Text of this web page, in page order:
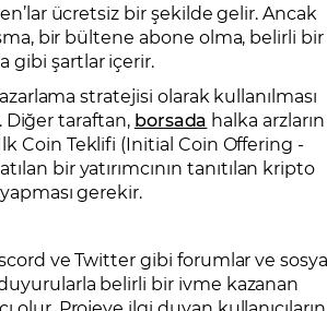
ücretsiz bir şekilde gelir. Ancak
bir bültene abone olma, belirli bir
gibi şartlar içerir.
stratejisi olarak kullanılması
Diğer taraftan, borsada halka arzların
Coin Teklifi (Initial Coin Offering -
bir yatırımcının tanıtılan kripto
gerekir.
ve Twitter gibi forumlar ve
belirli bir ivme kazanan